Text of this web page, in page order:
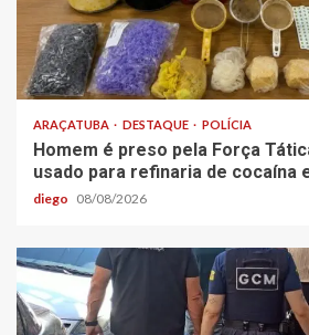
ARAÇATUBA DESTAQUE POLÍCIA
Homem é preso pela Força
usado para refinaria de cocaína
diego 08/08/2026